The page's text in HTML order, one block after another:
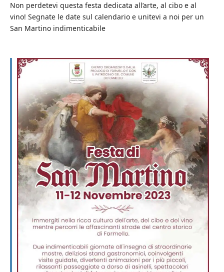
Non perdetevi questa festa dedicata all’arte, al cibo e al
vino! Segnate le date sul calendario e unitevi a noi per un
San Martino indimenticabile